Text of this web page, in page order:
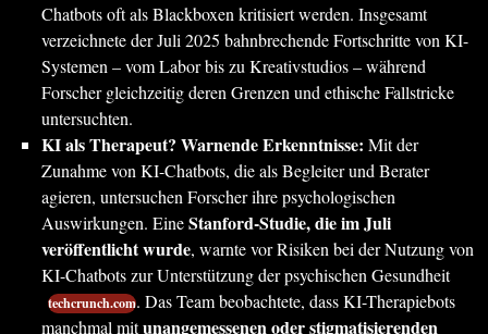
Chatbots oft als Blackboxen kritisiert werden. Insgesamt
verzeichnete der Juli 2025 bahnbrechende Fortschritte von KI-
Systemen – vom Labor bis zu Kreativstudios – während
Forscher gleichzeitig deren Grenzen und ethische Fallstricke
untersuchten.
KI als Therapeut? Warnende Erkenntnisse: Mit der
Zunahme von KI-Chatbots, die als Begleiter und Berater
agieren, untersuchen Forscher ihre psychologischen
Auswirkungen. EineStanford-Studie, die im Juli
veröffentlicht wurde, warnte vor Risiken bei der Nutzung von
KI-Chatbots zur Unterstützung der psychischen Gesundheit
techcrunch.com. Das Team beobachtete, dass KI-Therapiebots
manchmal mitunangemessenen oder stigmatisierenden